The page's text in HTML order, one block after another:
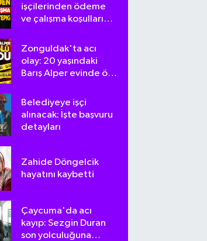
işçilerinden ödeme
ve çalışma koşullarına
Zonguldak'ta acı
olay: 20 yaşındaki
Barış Alper evinde ölü
Belediyeye işçi
alınacak: İşte başvuru
detayları
Zahide Döngelcik
hayatını kaybetti
Çaycuma'da acı
kayıp: Sezgin Duran
son yolculuğuna